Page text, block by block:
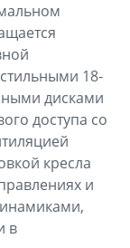
18-
дисками
доступа со
кресла
и
в